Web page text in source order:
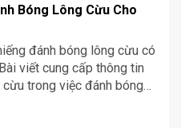
Bóng Lông Cừu Cho
đánh bóng lông cừu có
viết cung cấp thông tin
trong việc đánh bóng